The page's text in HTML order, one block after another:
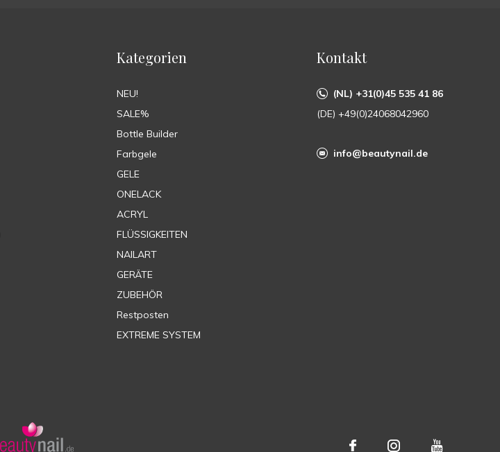
Kategorien
NEU!
SALE%
Bottle Builder
Farbgele
GELE
ONELACK
ACRYL
FLÜSSIGKEITEN
NAILART
GERÄTE
ZUBEHÖR
Restposten
EXTREME SYSTEM
Kontakt
(NL) +31(0)45 535 41 86
(DE) +49(0)24068042960
info@beautynail.de